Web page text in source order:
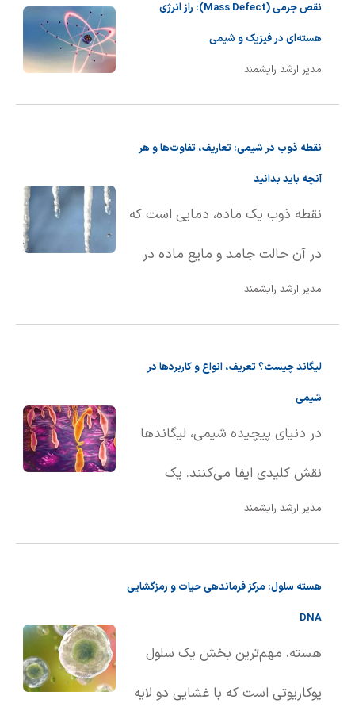
نقص جرمی (Mass Defect): راز انرژی
هسته‌ای در فیزیک و شیمی
مدیر ارشد رایشمند
نقطه ذوب در شیمی: تعاریف، تفاوت‌ها و هر
آنچه باید بدانید
نقطه ذوب یک ماده، دمایی است که
در آن حالت جامد و مایع ماده در
تعادل با یکدیگر قرار دارند. به بیان
ماده از حالت جامد به حالت مایع
مدیر ارشد رایشمند
لیگاند چیست؟ تعریف، انواع و کاربردها در
شیمی
در دنیای پیچیده شیمی، لیگاندها
نقش کلیدی ایفا می‌کنند. یک
لیگاند، اتم، یون یا مولکولی است که
پیوند کووالانسی، به یک اتم یا یون
مدیر ارشد رایشمند
هسته سلول: مرکز فرماندهی حیات و رمزگشایی
DNA
هسته، مهم‌ترین بخش یک سلول
یوکاریوتی است که با غشایی دو لایه